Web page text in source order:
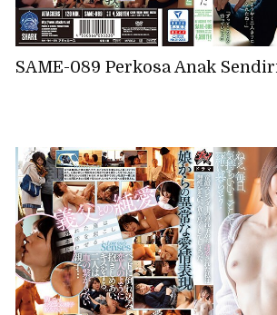
SAME-089 Perkosa Anak